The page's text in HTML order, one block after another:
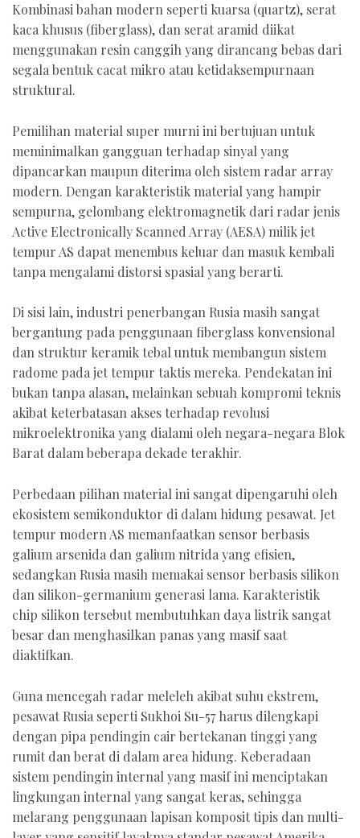
Kombinasi bahan modern seperti kuarsa (quartz), serat
kaca khusus (fiberglass), dan serat aramid diikat
menggunakan resin canggih yang dirancang bebas dari
segala bentuk cacat mikro atau ketidaksempurnaan
struktural.
Pemilihan material super murni ini bertujuan untuk
meminimalkan gangguan terhadap sinyal yang
dipancarkan maupun diterima oleh sistem radar array
modern. Dengan karakteristik material yang hampir
sempurna, gelombang elektromagnetik dari radar jenis
Active Electronically Scanned Array (AESA) milik jet
tempur AS dapat menembus keluar dan masuk kembali
tanpa mengalami distorsi spasial yang berarti.
Di sisi lain, industri penerbangan Rusia masih sangat
bergantung pada penggunaan fiberglass konvensional
dan struktur keramik tebal untuk membangun sistem
radome pada jet tempur taktis mereka. Pendekatan ini
bukan tanpa alasan, melainkan sebuah kompromi teknis
akibat keterbatasan akses terhadap revolusi
mikroelektronika yang dialami oleh negara-negara Blok
Barat dalam beberapa dekade terakhir.
Perbedaan pilihan material ini sangat dipengaruhi oleh
ekosistem semikonduktor di dalam hidung pesawat. Jet
tempur modern AS memanfaatkan sensor berbasis
galium arsenida dan galium nitrida yang efisien,
sedangkan Rusia masih memakai sensor berbasis silikon
dan silikon-germanium generasi lama. Karakteristik
chip silikon tersebut membutuhkan daya listrik sangat
besar dan menghasilkan panas yang masif saat
diaktifkan.
Guna mencegah radar meleleh akibat suhu ekstrem,
pesawat Rusia seperti Sukhoi Su-57 harus dilengkapi
dengan pipa pendingin cair bertekanan tinggi yang
rumit dan berat di dalam area hidung. Keberadaan
sistem pendingin internal yang masif ini menciptakan
lingkungan internal yang sangat keras, sehingga
melarang penggunaan lapisan komposit tipis dan multi-